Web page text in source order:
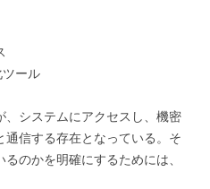
ツール
、システムにアクセスし、機密
信する存在となっている。そ
のかを明確にするためには、